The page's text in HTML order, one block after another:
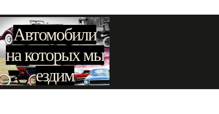
Автомобили
на которых мы
ездим